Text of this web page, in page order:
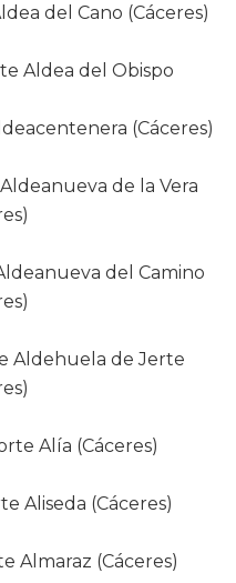
del Cano (Cáceres)
Aldea del Obispo
(Cáceres)
de la Vera
del Camino
Aldehuela de Jerte
Alía (Cáceres)
Aliseda (Cáceres)
Almaraz (Cáceres)